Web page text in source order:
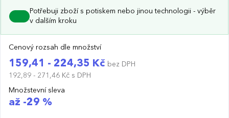
Potřebuji zboží s potiskem nebo jinou technologii - výběr
v dalším kroku
Cenový rozsah dle množství
159,41 - 224,35 Kč bez DPH
192,89 - 271,46 Kč s DPH
Množstevní sleva
až -29 %